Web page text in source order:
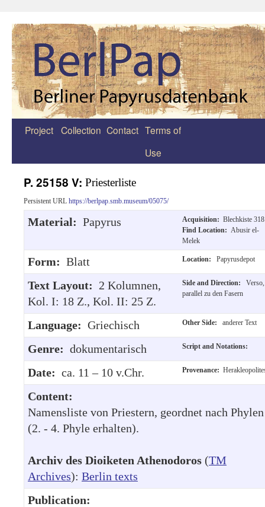
Zum
Project Collection Contact Terms of
Use
P. 25158 V: Priesterliste
Persistent URL https://berlpap.smb.museum/05075/
Material: Papyrus Acquisition: Blechkiste
Find Location: Abusir el-
Melek
Form: Blatt Location: Papyrusdepot
Text Layout: 2 Kolumnen,
Kol. I: 18 Z., Kol. II: 25 Z.
Side and Direction:
Verso,
parallel zu den Fasern
Language: Griechisch Other Side: anderer Text
Genre: dokumentarisch Script and Notations:
Date: ca. 11 – 10 v.Chr. Provenance:
Content:
Namensliste von Priestern, geordnet nach Phylen
(2. - 4. Phyle erhalten).
Archiv des Dioiketen Athenodoros (TM
Archives): Berlin texts
Publication: